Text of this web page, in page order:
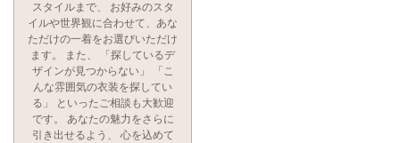
スタイルまで、 お好みのスタ
イルや世界観に合わせて、あな
ただけの一着をお選びいただけ
ます。 また、 「探しているデ
ザインが見つからない」 「こ
んな雰囲気の衣装を探してい
る」 といったご相談も大歓迎
です。 あなたの魅力をさらに
引き出せるよう、 心を込めて